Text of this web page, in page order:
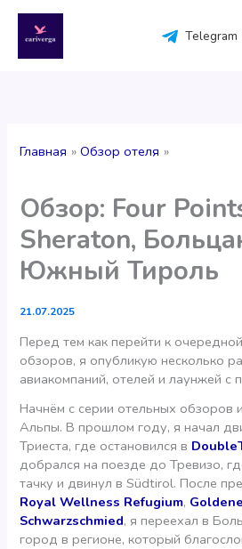
содержимому
Telegram
Главная Обзор отеля
Обзор: Four
Sheraton,
Южный Тироль
21.07.2025
Перед тем как перейти к
обзоров, я опубликую несколько
авиакомпаний, отелей и лаунжей с
Начнём с серии отельных обзоров
Альпы. В прошлом году, я начал
Триеста, где остановился в
добрался на поезде до Тревизо,
тачку и двинул в Südtirol. После
Royal Wellness Refugium,
Schwarzschmied, я переехал в
город в регионе, который